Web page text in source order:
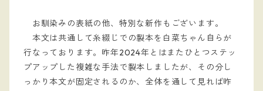
お馴染みの表紙の他、特別な新作もございます。
本文は共通して糸綴じでの製本を白菜ちゃん自らが
行なっております。昨年2024年とはまたひとつステッ
プアップした複雑な手法で製本しましたが、その分し
っかり本文が固定されるのか、全体を通して見れば昨